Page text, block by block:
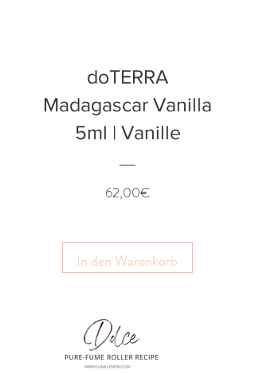
doTERRA
Madagascar Vanilla
5ml | Vanille
62,00€Preis
In den Warenkorb